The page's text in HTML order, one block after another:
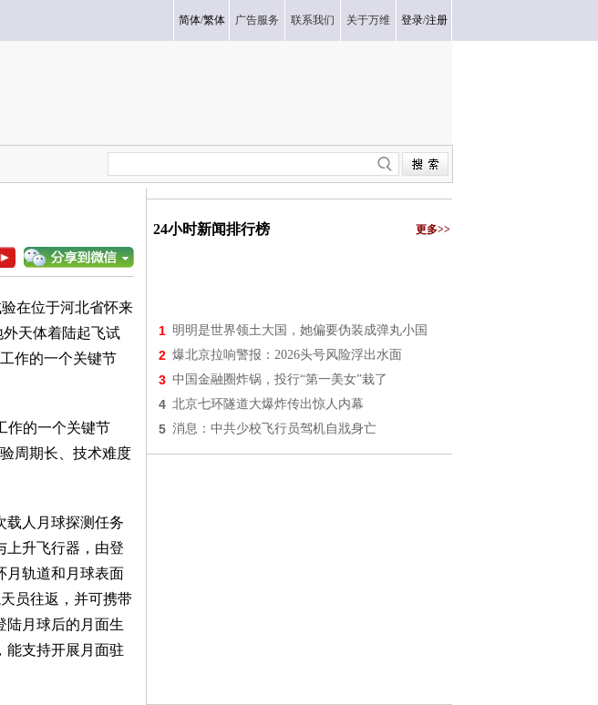
简体/繁体 广告服务 联系我们 关于万维 登录/注册
在位于河北省怀来
天体着陆起飞试
作的一个关键节
作的一个关键节
周期长、技术难度
载人月球探测任务
上升飞行器，由登
月轨道和月球表面
员往返，并可携带
陆月球后的月面生
能支持开展月面驻
24小时新闻排行榜 更多>>
1 明明是世界领土大国，她偏要伪装成弹丸小国
2 爆北京拉响警报：2026头号风险浮出水面
3 中国金融圈炸锅，投行“第一美女”栽了
4 北京七环隧道大爆炸传出惊人内幕
5 消息：中共少校飞行员驾机自戕身亡